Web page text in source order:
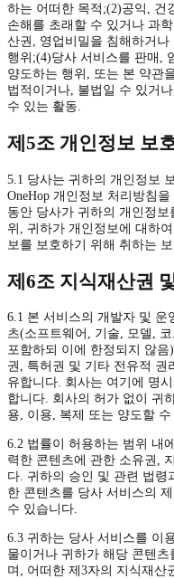
하는 어떠한 목적;(2)공익, 건
손해를 초래할 수 있거나 과
산권, 영업비밀을 침해하거
행위;(4)당사 서비스를 판매,
양도하는 행위, 또는 본 약관
법적이거나, 불법일 수 있거
수 있는 활동.
제5조 개인정보 보
5.1 당사는 귀하의 개인정보
OneHop 개인정보 처리방침
동안 당사가 귀하의 개인정
위, 귀하가 개인정보에 대하
보를 보호하기 위해 취하는
제6조 지식재산권
6.1 본 서비스의 개발자 및 운
츠(소프트웨어, 기술, 모델,
포함하되 이에 한정되지 않
권, 특허권 및 기타 전유적 권
유합니다. 회사는 여기에 명
합니다. 회사의 허가 없이 귀
용, 이용, 복제 또는 양도할
6.2 법률이 허용하는 범위 내
력한 콘텐츠에 관한 소유권,
다. 귀하의 승인 및 관련 법령
한 콘텐츠를 당사 서비스의
수 있습니다.
6.3 귀하는 당사 서비스를 이
물이거나 귀하가 해당 콘텐
며, 어떠한 제3자의 지식재산